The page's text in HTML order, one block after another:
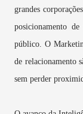
grandes
posicionamento
público. O
de relacionamento
sem perder